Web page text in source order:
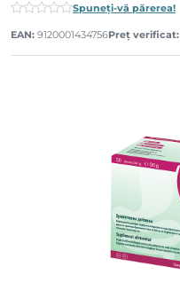
Spuneți-vă părerea!
EAN: 9120001434756Preț verificat: